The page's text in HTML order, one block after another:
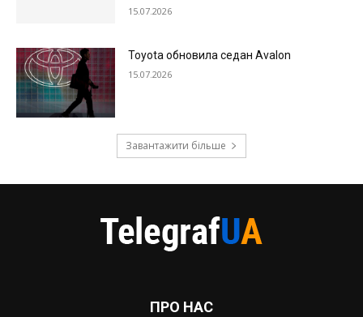
15.07.2026
Toyota обновила седан Avalon
15.07.2026
Завантажити більше
ПРО НАС